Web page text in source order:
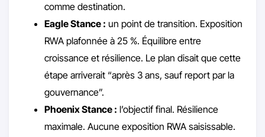
comme destination.
Eagle Stance : un point de transition. Exposition
RWA plafonnée à 25 %. Équilibre entre
croissance et résilience. Le plan disait que cette
étape arriverait “après 3 ans, sauf report par la
gouvernance”.
Phoenix Stance : l’objectif final. Résilience
maximale. Aucune exposition RWA saisissable.